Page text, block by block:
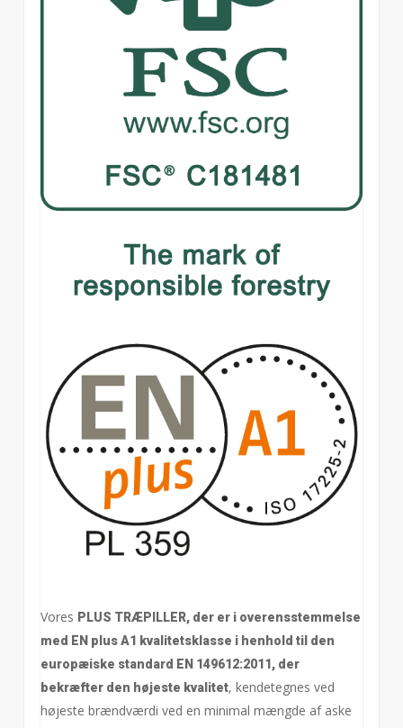
Vores PLUS TRÆPILLER, der er i overensstemmelse
med EN plus A1 kvalitetsklasse i henhold til den
europæiske standard EN 149612:2011, der
bekræfter den højeste kvalitet, kendetegnes ved
højeste brændværdi ved en minimal mængde af aske